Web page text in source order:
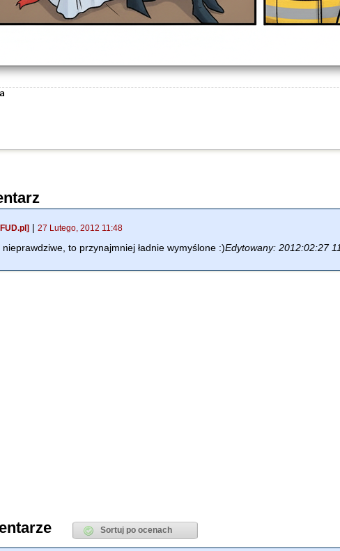
|27 Lutego, 2012 11:48
nieprawdziwe, to przynajmniej ładnie wymyślone :)Edytowany: 2012:02:27